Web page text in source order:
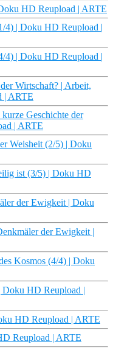
HD Reupload | ARTE
4) | Doku HD Reupload |
4) | Doku HD Reupload |
Wirtschaft? | Arbeit,
| ARTE
Geschichte der
| ARTE
Weisheit (2/5) | Doku
ist (3/5) | Doku HD
der Ewigkeit | Doku
der Ewigkeit |
Kosmos (4/4) | Doku
Doku HD Reupload |
HD Reupload | ARTE
Reupload | ARTE